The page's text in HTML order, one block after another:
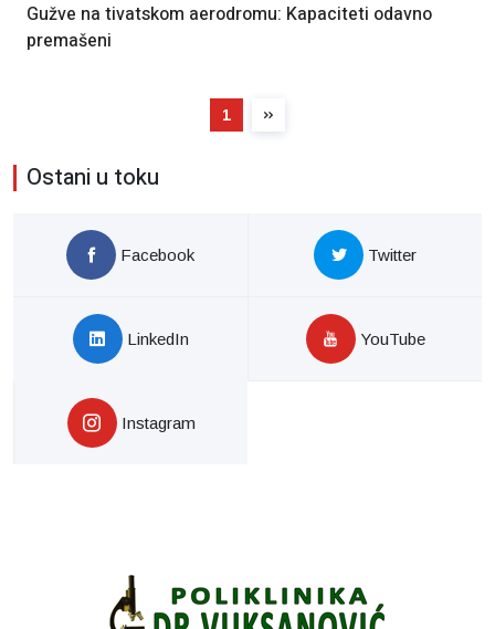
Gužve na tivatskom aerodromu: Kapaciteti odavno
premašeni
1
Ostani u toku
Facebook Twitter
LinkedIn YouTube
Instagram